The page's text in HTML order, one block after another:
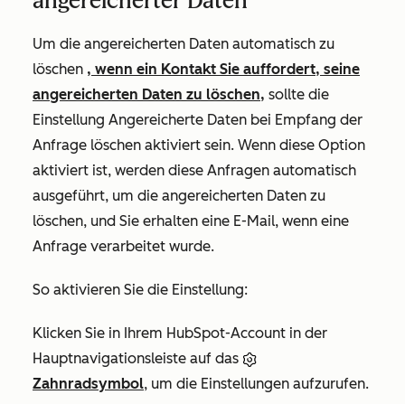
Um die angereicherten Daten automatisch zu
löschen , wenn ein Kontakt Sie auffordert, seine
angereicherten Daten zu löschen, sollte die
Einstellung Angereicherte Daten bei Empfang der
Anfrage löschen aktiviert sein. Wenn diese Option
aktiviert ist, werden diese Anfragen automatisch
ausgeführt, um die angereicherten Daten zu
löschen, und Sie erhalten eine E-Mail, wenn eine
Anfrage verarbeitet wurde.
So aktivieren Sie die Einstellung:
Klicken Sie in Ihrem HubSpot-Account in der
Hauptnavigationsleiste auf das
Zahnradsymbol, um die Einstellungen aufzurufen.